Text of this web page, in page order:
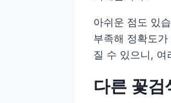
아쉬운 점도 있
부족해 정확도
질 수 있으니, 여
다른 꽃